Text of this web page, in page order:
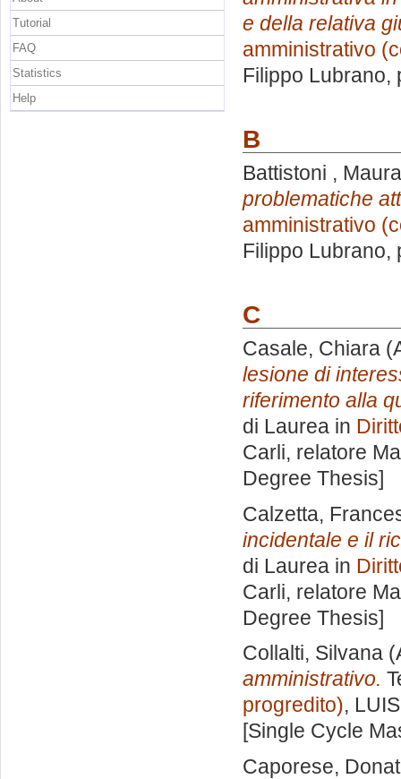
e della relativa
amministrativo
Filippo Lubrano,
B
Battistoni , Maura
problematiche
amministrativo
Filippo Lubrano,
C
Casale, Chiara
lesione di
riferimento alla
di Laurea in
Carli, relatore
Degree Thesis]
Calzetta,
incidentale e il
di Laurea in
Carli, relatore
Degree Thesis]
Collalti, Silvana
amministrativo.
progredito),
[Single Cycle
Caporese,
Tutorial
FAQ
Statistics
Help